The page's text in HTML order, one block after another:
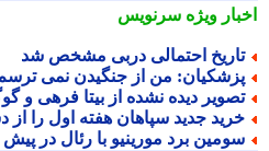
ویژهسرنویس
احتمالی دربی مشخص شد
من از جنگیدن نمی ترسم
دیده نشده از بیتا فرهی و
جدید سپاهان هفته اول را از
برد مورینیو با رئال در پیش